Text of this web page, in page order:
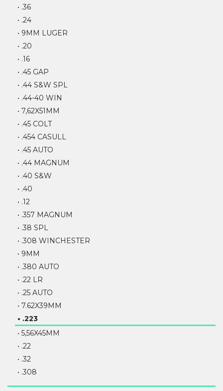
• .36
• .24
• 9MM LUGER
• .20
• .16
• .45 GAP
• .44 S&W SPL
• .44-40 WIN
• 7,62X51MM
• .45 COLT
• .454 CASULL
• .45 AUTO
• .44 MAGNUM
• .40 S&W
• .40
• .12
• .357 MAGNUM
• .38 SPL
• .308 WINCHESTER
• 9MM
• .380 AUTO
• .22 LR
• .25 AUTO
• 7.62X39MM
• .223
• 5,56X45MM
• .22
• .32
• .308